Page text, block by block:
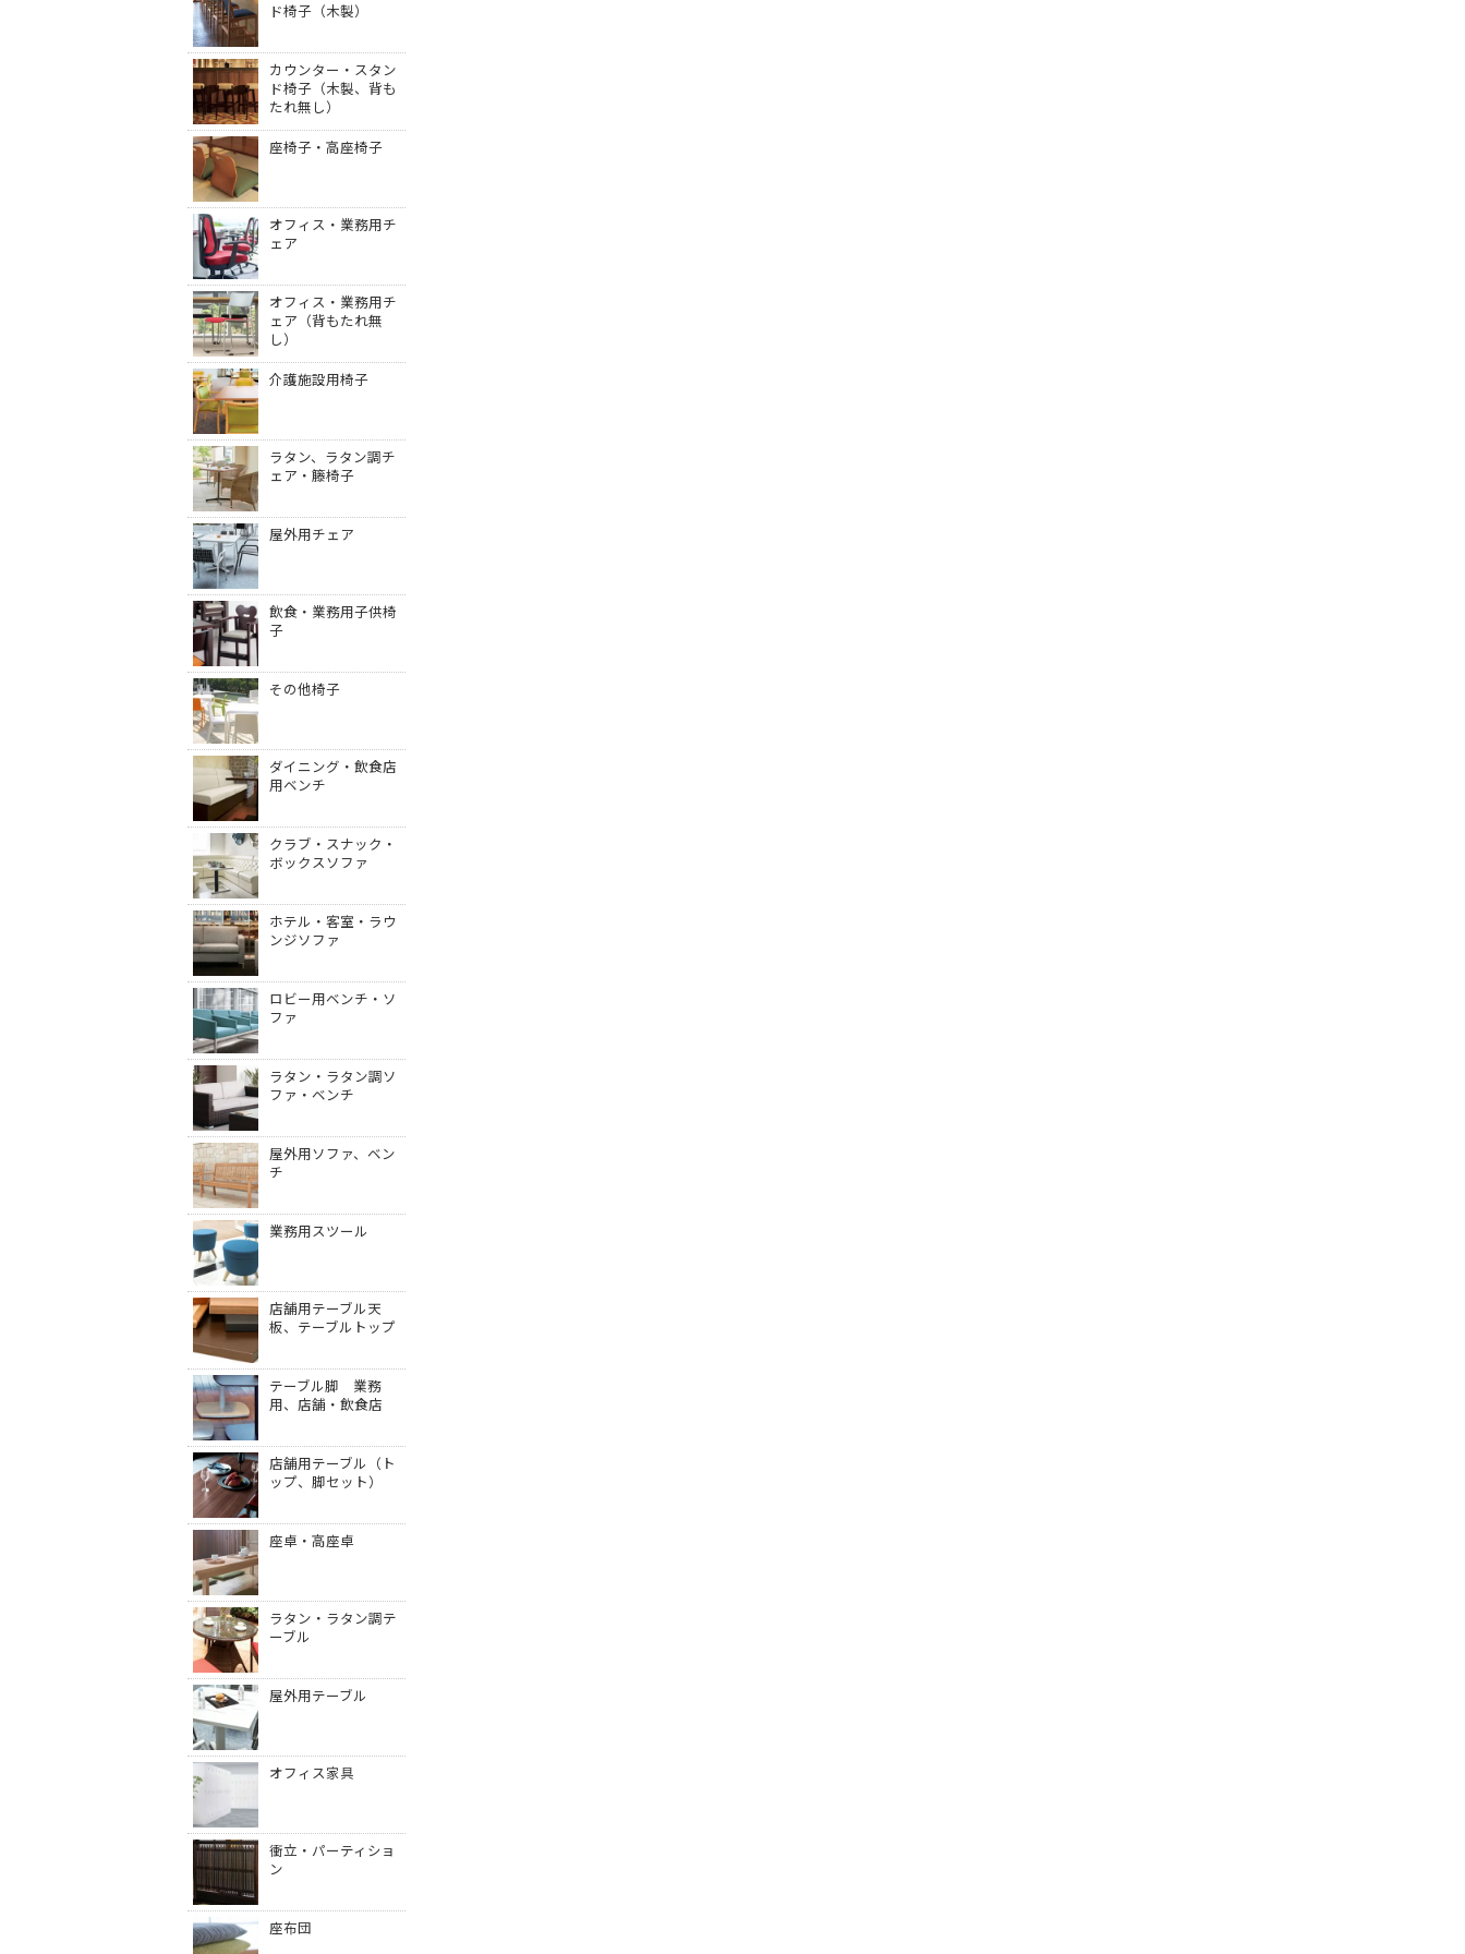
ド椅子（木製）
カウンター・スタン
ド椅子（木製、背も
たれ無し）
座椅子・高座椅子
オフィス・業務用チ
ェア
オフィス・業務用チ
ェア（背もたれ無
し）
介護施設用椅子
ラタン、ラタン調チ
ェア・籐椅子
屋外用チェア
飲食・業務用子供椅
子
その他椅子
ダイニング・飲食店
用ベンチ
クラブ・スナック・
ボックスソファ
ホテル・客室・ラウ
ンジソファ
ロビー用ベンチ・ソ
ファ
ラタン・ラタン調ソ
ファ・ベンチ
屋外用ソファ、ベン
チ
業務用スツール
店舗用テーブル天
板、テーブルトップ
テーブル脚 業務
用、店舗・飲食店
店舗用テーブル（ト
ップ、脚セット）
座卓・高座卓
ラタン・ラタン調テ
ーブル
屋外用テーブル
オフィス家具
衝立・パーティショ
ン
座布団